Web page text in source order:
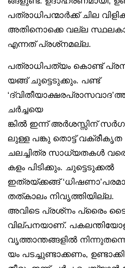
പത്രാധിപന്മാർക്ക് ചില
അതിനൊക്കെ വല്ല
എന്നത് പ്രശ്‌നമല്ല.
പത്രാധിപത്യം കൊണ്ട്
യങ്ങ് ചുട്ടെടുക്കും. പണ്ട്
ചർച്ചയെ
ങ്കിൽ ഇന്ന് അർശസ്സിന്
ലുള്ള പങ്കു തൊട്ട് വക്രീകൃത
ചലച്ചിത്ര സാധ്യതകൾ വരെ
കളം പിടിക്കും. ചുട്ടെടുക്കൽ
ഇത്രയ്ക്കങ്ങ്
തത്കാലം നിവൃത്തിയില്ല.
അവിടെ പ്രശ്‌നം പ്രൈം
വില്പനയാണ്.
വൃത്താന്തങ്ങളിൽ
യം പടച്ചുണ്ടാക്കണം,